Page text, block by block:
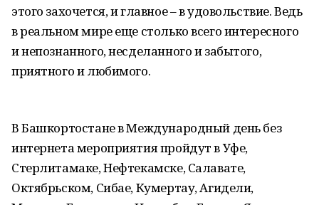
этого захочется, и главное – в удовольствие. Ведь
в реальном мире еще столько всего интересного
и непознанного, несделанного и забытого,
приятного и любимого.
В Башкортостане в Международный день без
интернета мероприятия пройдут в Уфе,
Стерлитамаке, Нефтекамске, Салавате,
Октябрьском, Сибае, Кумертау, Агидели,